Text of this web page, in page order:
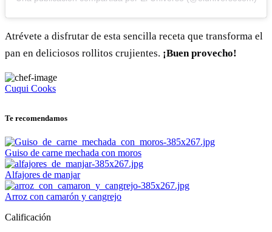
Atrévete a disfrutar de esta sencilla receta que transforma el
pan en deliciosos rollitos crujientes. ¡Buen provecho!
Cuqui Cooks
Te recomendamos
Guiso de carne mechada con moros
Alfajores de manjar
Arroz con camarón y cangrejo
Calificación